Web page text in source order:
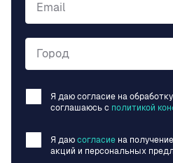
Email
Город
Я даю согласие на
соглашаюсь c политикой
Я даю согласиена
акций и персональных